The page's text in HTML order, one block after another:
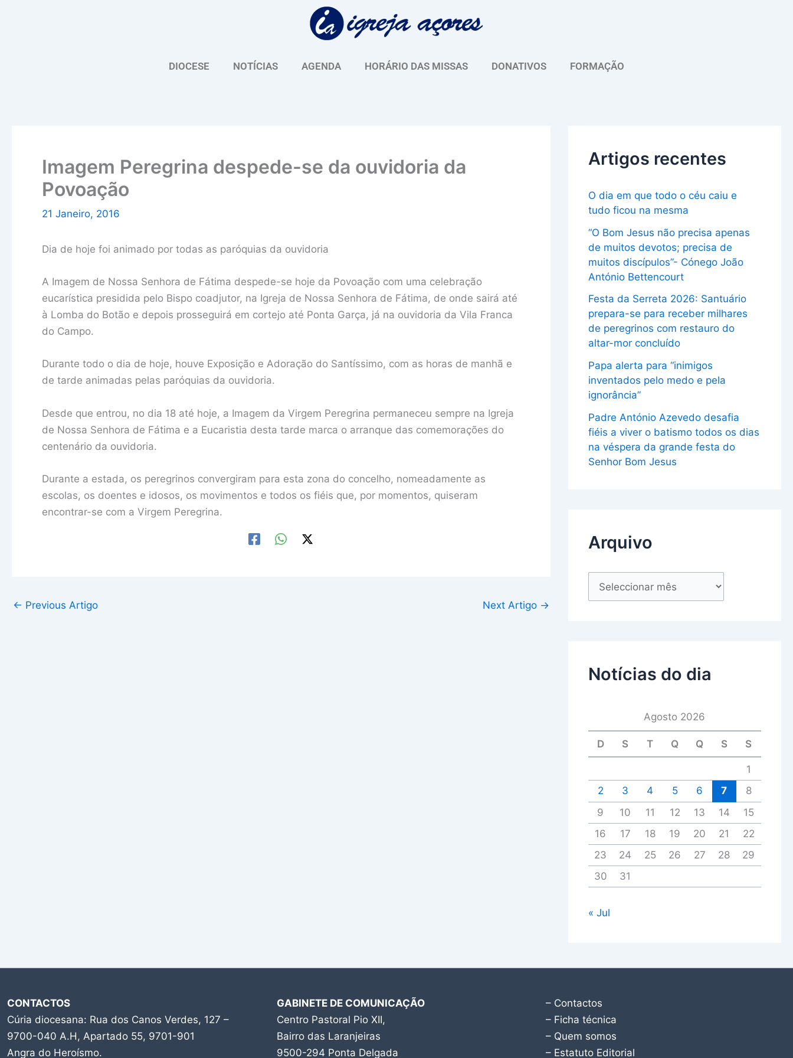
DIOCESE NOTÍCIAS AGENDA HORÁRIO DAS MISSAS DONATIVOS FORMAÇÃO
Imagem Peregrina despede-se da ouvidoria da
Povoação
21 Janeiro, 2016
Dia de hoje foi animado por todas as paróquias da ouvidoria
A Imagem de Nossa Senhora de Fátima despede-se hoje da Povoação com uma celebração
eucarística presidida pelo Bispo coadjutor, na Igreja de Nossa Senhora de Fátima, de onde sairá até
à Lomba do Botão e depois prosseguirá em cortejo até Ponta Garça, já na ouvidoria da Vila Franca
do Campo.
Durante todo o dia de hoje, houve Exposição e Adoração do Santíssimo, com as horas de manhã e
de tarde animadas pelas paróquias da ouvidoria.
Desde que entrou, no dia 18 até hoje, a Imagem da Virgem Peregrina permaneceu sempre na Igreja
de Nossa Senhora de Fátima e a Eucaristia desta tarde marca o arranque das comemorações do
centenário da ouvidoria.
Durante a estada, os peregrinos convergiram para esta zona do concelho, nomeadamente as
escolas, os doentes e idosos, os movimentos e todos os fiéis que, por momentos, quiseram
encontrar-se com a Virgem Peregrina.
← Previous Artigo Next Artigo →
Artigos recentes
O dia em que todo o céu caiu e
tudo ficou na mesma
“O Bom Jesus não precisa apenas
de muitos devotos; precisa de
muitos discípulos”- Cónego João
António Bettencourt
Festa da Serreta 2026: Santuário
prepara-se para receber milhares
de peregrinos com restauro do
altar-mor concluído
Papa alerta para “inimigos
inventados pelo medo e pela
ignorância”
Padre António Azevedo desafia
fiéis a viver o batismo todos os dias
na véspera da grande festa do
Senhor Bom Jesus
Arquivo
u
Notícias do dia
Agosto 2026
D S T Q Q S S
1
2
3 4 5 6 7
8
9
10 11 12 13 14
15
16
17 18 19 20 21
22
23
24 25 26 27 28
29
30
31
« Jul
CONTACTOS
Cúria diocesana: Rua dos Canos Verdes, 127 –
9700-040 A.H, Apartado 55, 9701-901
Angra do Heroísmo.
GABINETE DE COMUNICAÇÃO
Centro Pastoral Pio XII,
Bairro das Laranjeiras
9500-294 Ponta Delgada
– Contactos
– Ficha técnica
– Quem somos
– Estatuto Editorial